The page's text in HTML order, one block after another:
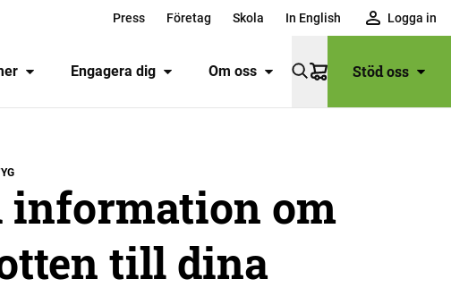
Press Företag Skola In English Logga in
Engagera dig Om oss
VarukorgStöd oss
information om
till dina